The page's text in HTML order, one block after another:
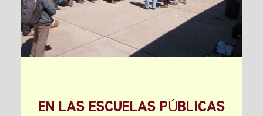
EN LAS ESCUELAS PÚBLICAS